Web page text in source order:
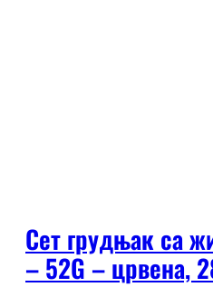
Сет грудњак са
– 52G – црвена,